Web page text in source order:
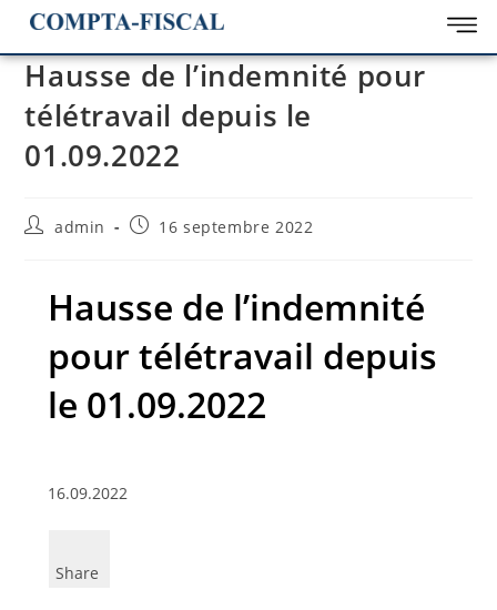
Hausse de l’indemnité pour
télétravail depuis le
01.09.2022
admin 16 septembre 2022
Hausse de l’indemnité
pour télétravail depuis
le 01.09.2022
16.09.2022
Share